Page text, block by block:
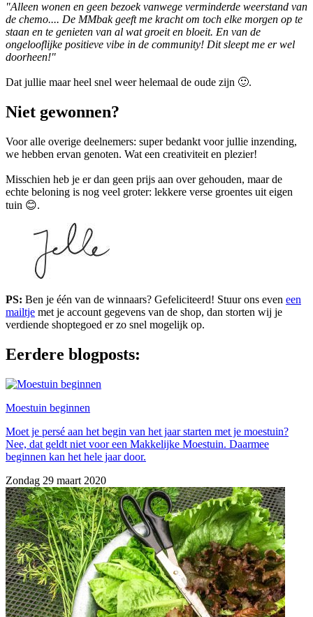
"Alleen wonen en geen bezoek vanwege verminderde weerstand van
de chemo.... De MMbak geeft me kracht om toch elke morgen op te
staan en te genieten van al wat groeit en bloeit. En van de
ongelooflijke positieve vibe in de community! Dit sleept me er wel
doorheen!"
Dat jullie maar heel snel weer helemaal de oude zijn 🙂.
Niet gewonnen?
Voor alle overige deelnemers: super bedankt voor jullie inzending,
we hebben ervan genoten. Wat een creativiteit en plezier!
Misschien heb je er dan geen prijs aan over gehouden, maar de
echte beloning is nog veel groter: lekkere verse groentes uit eigen
tuin 😊.
PS: Ben je één van de winnaars? Gefeliciteerd! Stuur ons even een
mailtje met je account gegevens van de shop, dan storten wij je
verdiende shoptegoed er zo snel mogelijk op.
Eerdere blogposts:
Moestuin beginnen
Moet je persé aan het begin van het jaar starten met je moestuin?
Nee, dat geldt niet voor een Makkelijke Moestuin. Daarmee
beginnen kan het hele jaar door.
Zondag 29 maart 2020